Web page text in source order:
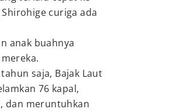
curiga ada
anak buahnya
saja, Bajak Laut
76 kapal,
dan meruntuhkan